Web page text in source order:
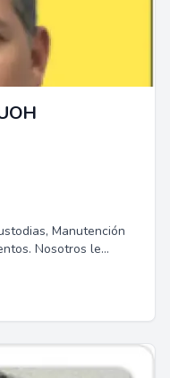
Manutención
Nosotros le